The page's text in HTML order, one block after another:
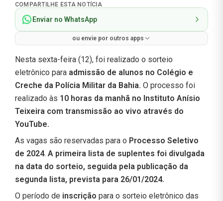
COMPARTILHE ESTA NOTÍCIA
Enviar no WhatsApp
ou envie por outros apps
Nesta sexta-feira (12), foi realizado o sorteio
eletrônico para admissão de alunos no Colégio e
Creche da Polícia Militar da Bahia. O processo foi
realizado às 10 horas da manhã no Instituto Anísio
Teixeira com transmissão ao vivo através do
YouTube.
As vagas são reservadas para o Processo Seletivo
de 2024. A primeira lista de suplentes foi divulgada
na data do sorteio, seguida pela publicação da
segunda lista, prevista para 26/01/2024.
O período de inscrição para o sorteio eletrônico das